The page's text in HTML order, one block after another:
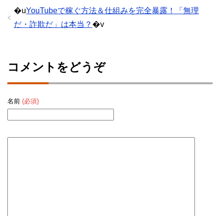
�uYouTubeで稼ぐ方法＆仕組みを完全暴露！「無理
だ・詐欺だ」は本当？ �v
コメントをどうぞ
名前 (必須)